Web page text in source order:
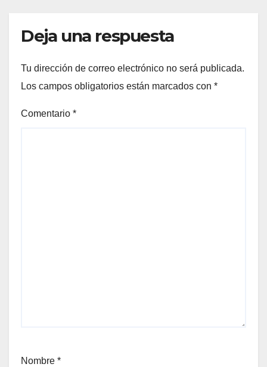
Deja una respuesta
Tu dirección de correo electrónico no será publicada.
Los campos obligatorios están marcados con *
Comentario *
Nombre *